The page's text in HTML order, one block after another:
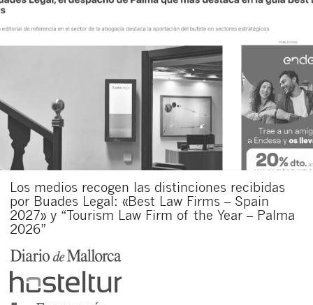
Los medios recogen las distinciones recibidas
por Buades Legal: «Best Law Firms – Spain
2027» y “Tourism Law Firm of the Year – Palma
2026”